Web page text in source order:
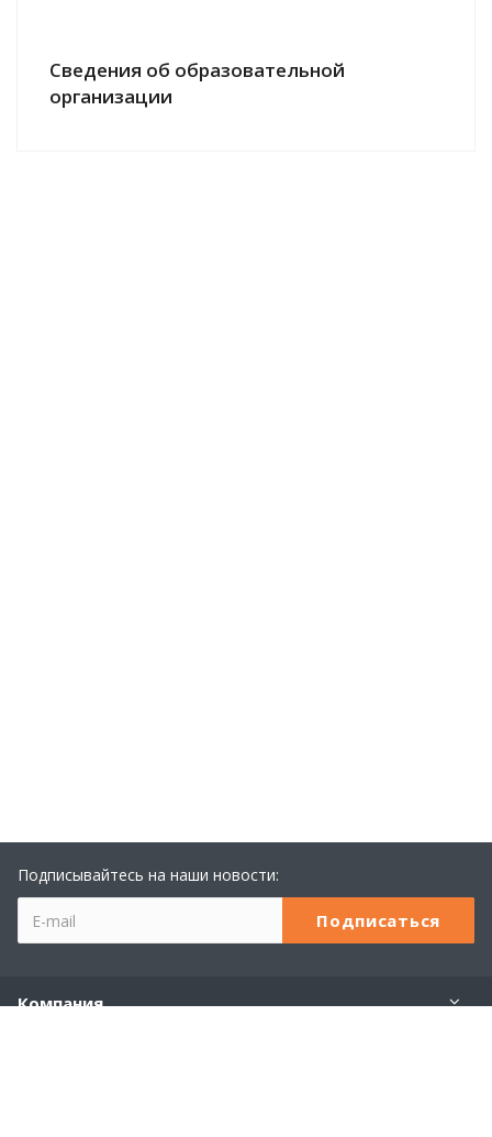
Сведения об образовательной
организации
Подписывайтесь на наши новости:
Компания